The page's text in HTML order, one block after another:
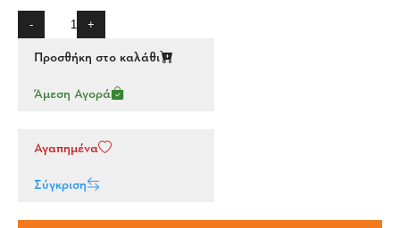
- +
Προσθήκη στο καλάθι
Άμεση Αγορά
Αγαπημένα
Σύγκριση